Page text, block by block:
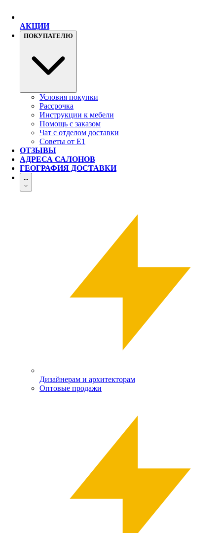
АКЦИИ
ПОКУПАТЕЛЮ
Условия покупки
Рассрочка
Инструкции к мебели
Помощь с заказом
Чат с отделом доставки
Советы от Е1
ОТЗЫВЫ
АДРЕСА САЛОНОВ
ГЕОГРАФИЯ ДОСТАВКИ
...
Дизайнерам и архитекторам
Оптовые продажи